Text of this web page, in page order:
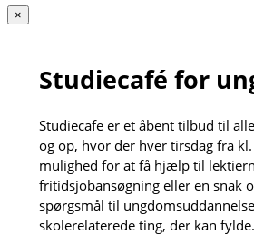
×
Studiecafé for
Studiecafe er et åbent tilbud til
og op, hvor der hver tirsdag fra
mulighed for at få hjælp til
fritidsjobansøgning eller en snak
spørgsmål til
skolerelaterede ting, der kan fylde.